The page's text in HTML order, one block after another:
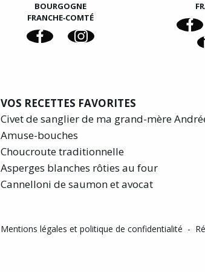
BOURGOGNE
FRANCHE‑COMTÉ
VOS RECETTES FAVORITES
Civet de sanglier de ma grand-mère
Amuse-bouches
Choucroute traditionnelle
Asperges blanches rôties au four
Cannelloni de saumon et avocat
Mentions légales et politique de confidentialité -